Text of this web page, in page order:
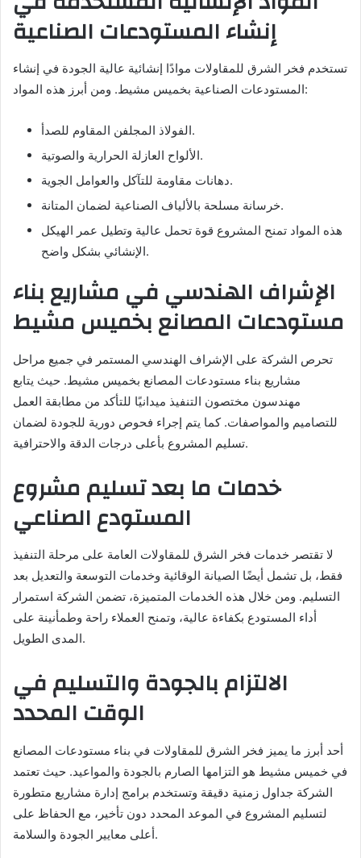
إنشاء المستودعات الصناعية
تستخدم فخر الشرق للمقاولات موادًا إنشائية عالية الجودة في إنشاء
المستودعات الصناعية بخميس مشيط. ومن أبرز هذه المواد:
الفولاذ المجلفن المقاوم للصدأ.
الألواح العازلة الحرارية والصوتية.
دهانات مقاومة للتآكل والعوامل الجوية.
خرسانة مسلحة بالألياف الصناعية لضمان المتانة.
هذه المواد تمنح المشروع قوة تحمل عالية وتطيل عمر الهيكل
الإنشائي بشكل واضح.
الإشراف الهندسي في مشاريع بناء
مستودعات المصانع بخميس مشيط
تحرص الشركة على الإشراف الهندسي المستمر في جميع مراحل
مشاريع بناء مستودعات المصانع بخميس مشيط. حيث يتابع
مهندسون مختصون التنفيذ ميدانيًا للتأكد من مطابقة العمل
للتصاميم والمواصفات. كما يتم إجراء فحوص دورية للجودة لضمان
تسليم المشروع بأعلى درجات الدقة والاحترافية.
خدمات ما بعد تسليم مشروع
المستودع الصناعي
لا تقتصر خدمات فخر الشرق للمقاولات العامة على مرحلة التنفيذ
فقط، بل تشمل أيضًا الصيانة الوقائية وخدمات التوسعة والتعديل بعد
التسليم. ومن خلال هذه الخدمات المتميزة، تضمن الشركة استمرار
أداء المستودع بكفاءة عالية، وتمنح العملاء راحة وطمأنينة على
المدى الطويل.
الالتزام بالجودة والتسليم في
الوقت المحدد
أحد أبرز ما يميز فخر الشرق للمقاولات في بناء مستودعات المصانع
في خميس مشيط هو التزامها الصارم بالجودة والمواعيد. حيث تعتمد
الشركة جداول زمنية دقيقة وتستخدم برامج إدارة مشاريع متطورة
لتسليم المشروع في الموعد المحدد دون تأخير، مع الحفاظ على
أعلى معايير الجودة والسلامة.